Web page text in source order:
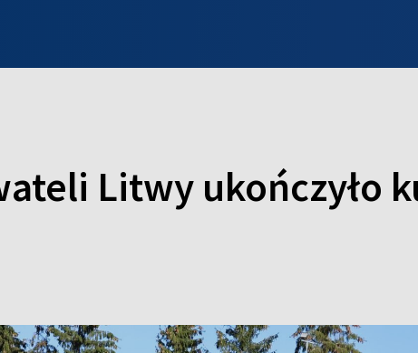
Litwy ukończyło